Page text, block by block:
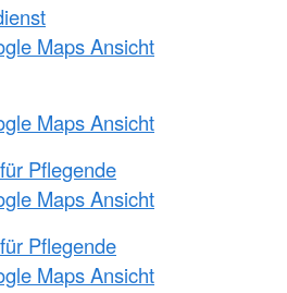
Maps Ansicht
Maps Ansicht
Pflegende
Maps Ansicht
Pflegende
Maps Ansicht